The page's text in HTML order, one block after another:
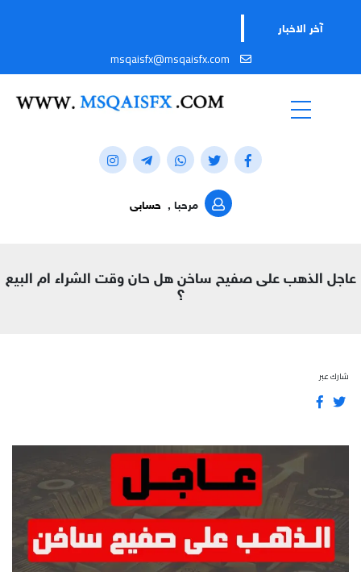
آخر الاخبار
msqaisfx@msqaisfx.com
مرحبا , حسابى
عاجل الذهب على صفيح ساخن هل حان وقت الشراء ام البيع
؟
شارك عبر